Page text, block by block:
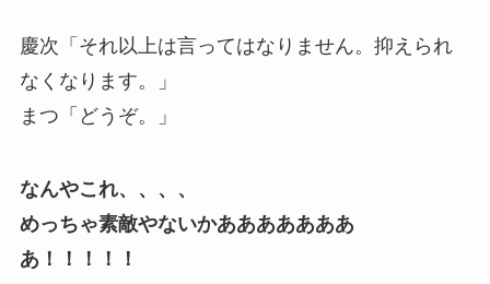
慶次「それ以上は言ってはなりません。抑えられ
なくなります。」
まつ「どうぞ。」
なんやこれ、、、、
めっちゃ素敵やないかあああああああ
あ！！！！！